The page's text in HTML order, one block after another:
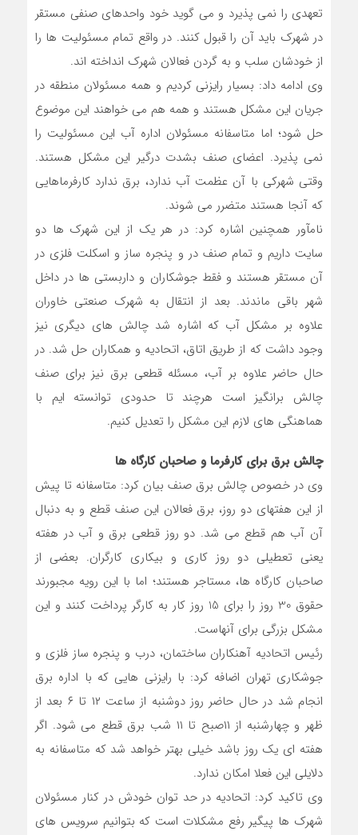
تعهدی را نمی پذیرد و می گوید خود واحدهای صنفی مستقر
در شهرک باید آن را قبول کنند. در واقع تمام مسئولیت ها را
از خودشان سلب و به گردن فعالان شهرک انداخته اند.
وی ادامه داد: بسیار رایزنی کردیم و همه مسئولان منطقه در
جریان این مشکل هستند و همه هم می خواهند این موضوع
حل شود؛ اما متاسفانه مسئولان اداره آب این مسئولیت را
نمی پذیرد. اعضای صنف بشدت درگیر این مشکل هستند.
وقتی شهرکی با آن عظمت آب ندارد، برق ندارد کارفرماهایی
که آنجا هستند متضرر می شوند.
نام‎آور همچنین اشاره کرد: در هر یک از این شهرک ها دو
سایت داریم و تمام صنف در و پنجره ساز و اسکلت فلزی در
آن مستقر هستند و فقط جوشکاران و داربستی ها در داخل
شهر باقی ماندند. بعد از انتقال به شهرک صنعتی خاوران
علاوه بر مشکل آب که اشاره شد چالش های دیگری نیز
وجود داشت که از طریق اتاق، اتحادیه و همکاران حل شد. در
حال حاضر علاوه بر آب، مسئله قطعی برق نیز برای صنف
چالش برانگیز است هرچند تا حدودی توانسته ایم با
هماهنگی های لازم این مشکل را تعدیل کنیم.
چالش برق برای کارفرما و صاحبان کارگاه ها
وی در خصوص چالش برق صنف بیان کرد: متاسفانه تا پیش
از این هفته‎ای دو روز، برق فعالان این صنف قطع و به دنبال
آن آب هم قطع می شد. دو روز قطعی برق و آب در هفته
یعنی تعطیلی دو روز کاری و بیکاری کارگران. بعضی از
صاحبان کارگاه ها، مستاجر هستند؛ اما با این رویه مجبورند
حقوق 30 روز را برای 15 روز کار به کارگر پرداخت کنند و این
مشکل بزرگی برای آنهاست.
رئیس اتحادیه آهنکاران ساختمان، درب و پنجره ساز فلزی و
جوشکاری تهران اضافه کرد: با رایزنی هایی که با اداره برق
انجام شد در حال حاضر روز دوشنبه از ساعت ۱۲ تا ۶ بعد از
ظهر و چهارشنبه از ۱۱صبح تا ۱۱ شب برق قطع می شود. اگر
هفته ای یک روز باشد خیلی بهتر خواهد شد که متاسفانه به
دلایلی این فعلا امکان ندارد.
وی تاکید کرد: اتحادیه در حد توان خودش در کنار مسئولان
شهرک ها پیگیر رفع مشکلات است که بتوانیم سرویس های